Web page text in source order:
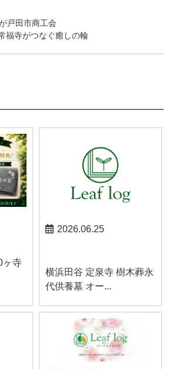
戸田市商工会
福寺がつなぐ癒しの輪
ヶ寺
2026.06.25
横浜田谷 定泉寺 樹木葬永
代供養墓 オー...